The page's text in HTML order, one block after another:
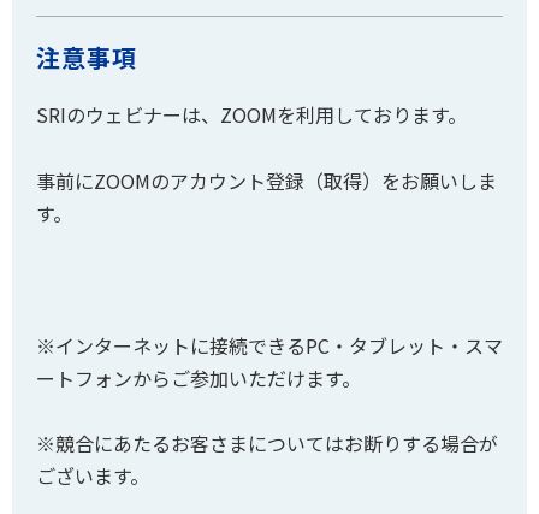
注意事項
SRIのウェビナーは、ZOOMを利用しております。
事前にZOOMのアカウント登録（取得）をお願いしま
す。
※インターネットに接続できるPC・タブレット・スマ
ートフォンからご参加いただけます。
※競合にあたるお客さまについてはお断りする場合が
ございます。